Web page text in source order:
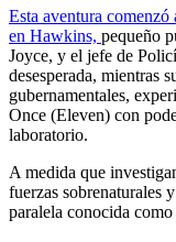
Esta aventura
en Hawkins, pequeño
Joyce, y el jefe de
desesperada, mientras
gubernamentales,
Once (Eleven) con
laboratorio.
A medida que
fuerzas sobrenaturales
paralela conocida